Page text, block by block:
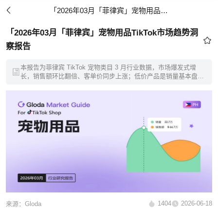
「2026年03月「菲律宾」宠物用品TikTok市场趋势洞察报告
「2026年03月「菲律宾」宠物用品TikTok市场趋势洞
察报告
本报告为菲律宾 TikTok 宠物类目 3 月行业数据，市场爆发式增
长，销售额环比翻倍、客单价同步上涨；低价产品是销量基本盘，
力巨大。
来源：Gloda 1404 2026-06-18